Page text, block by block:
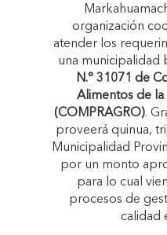
organización
atender los
una municipalidad
N.° 31071 de
Alimentos de la
(COMPRAGRO).
proveerá quinua,
Municipalidad
por un monto
para lo cual
procesos de
calidad